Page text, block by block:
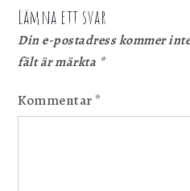
Lämna ett svar
Din e-postadress kommer
fält är märkta *
Kommentar*